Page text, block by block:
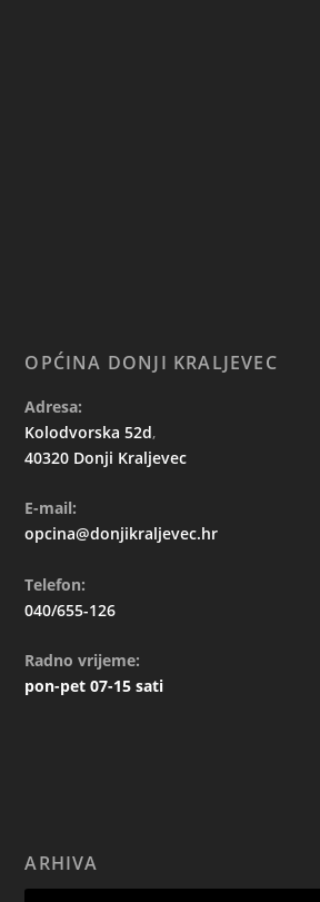
OPĆINA DONJI KRALJEVEC
Adresa:
Kolodvorska 52d,
40320 Donji Kraljevec
E-mail:
opcina@donjikraljevec.hr
Telefon:
040/655-126
Radno vrijeme:
pon-pet 07-15 sati
ARHIVA